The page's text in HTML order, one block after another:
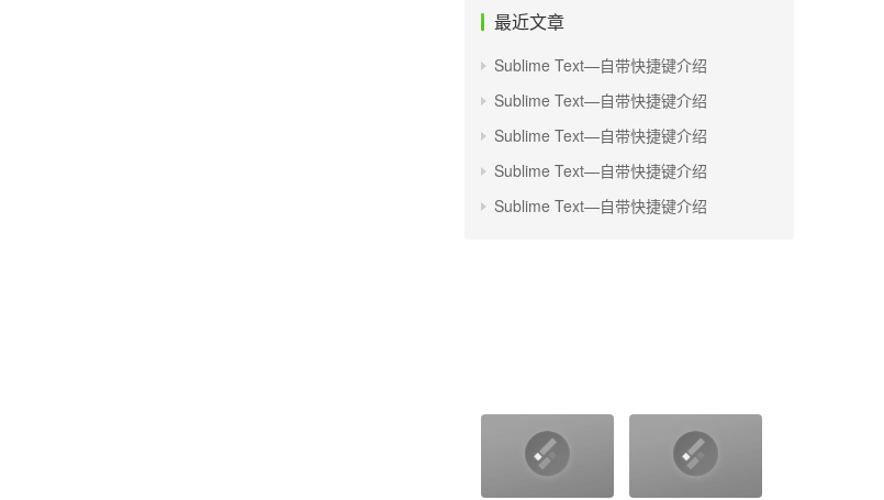
最近文章
Sublime Text—自带快捷键介绍
Sublime Text—自带快捷键介绍
Sublime Text—自带快捷键介绍
Sublime Text—自带快捷键介绍
Sublime Text—自带快捷键介绍